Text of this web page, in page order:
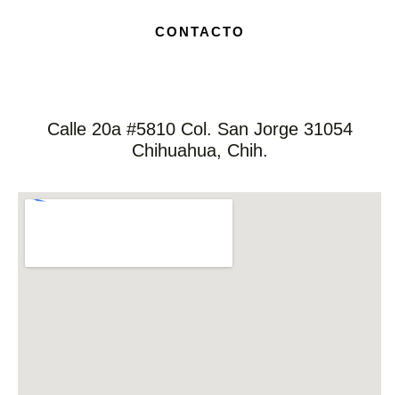
CONTACTO
Calle 20a #5810 Col. San Jorge 31054
Chihuahua, Chih.